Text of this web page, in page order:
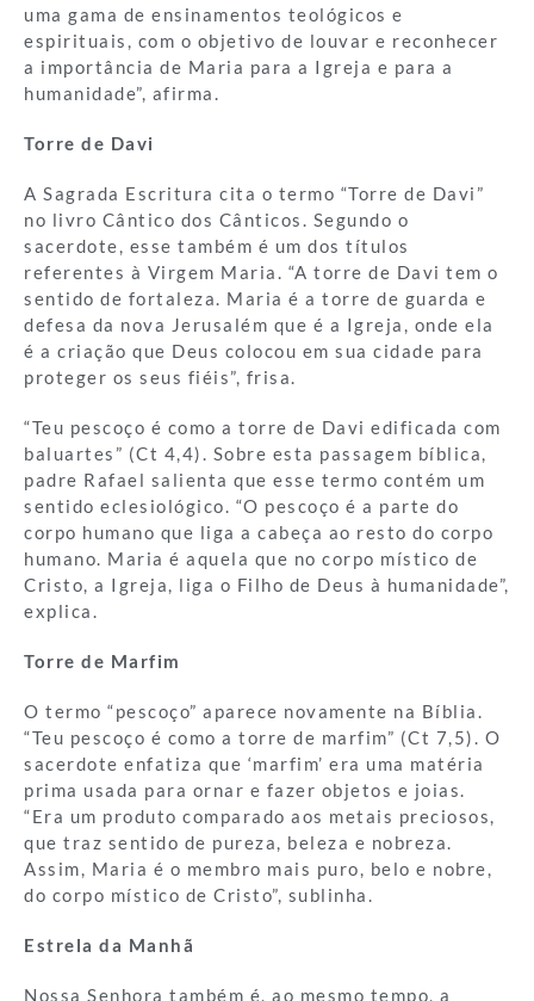
uma gama de ensinamentos teológicos e
espirituais, com o objetivo de louvar e reconhecer
a importância de Maria para a Igreja e para a
humanidade”, afirma.
Torre de Davi
A Sagrada Escritura cita o termo “Torre de Davi”
no livro Cântico dos Cânticos. Segundo o
sacerdote, esse também é um dos títulos
referentes à Virgem Maria. “A torre de Davi tem o
sentido de fortaleza. Maria é a torre de guarda e
defesa da nova Jerusalém que é a Igreja, onde ela
é a criação que Deus colocou em sua cidade para
proteger os seus fiéis”, frisa.
“Teu pescoço é como a torre de Davi edificada com
baluartes” (Ct 4,4). Sobre esta passagem bíblica,
padre Rafael salienta que esse termo contém um
sentido eclesiológico. “O pescoço é a parte do
corpo humano que liga a cabeça ao resto do corpo
humano. Maria é aquela que no corpo místico de
Cristo, a Igreja, liga o Filho de Deus à humanidade”,
explica.
Torre de Marfim
O termo “pescoço” aparece novamente na Bíblia.
“Teu pescoço é como a torre de marfim” (Ct 7,5). O
sacerdote enfatiza que ‘marfim’ era uma matéria
prima usada para ornar e fazer objetos e joias.
“Era um produto comparado aos metais preciosos,
que traz sentido de pureza, beleza e nobreza.
Assim, Maria é o membro mais puro, belo e nobre,
do corpo místico de Cristo”, sublinha.
Estrela da Manhã
Nossa Senhora também é, ao mesmo tempo, a